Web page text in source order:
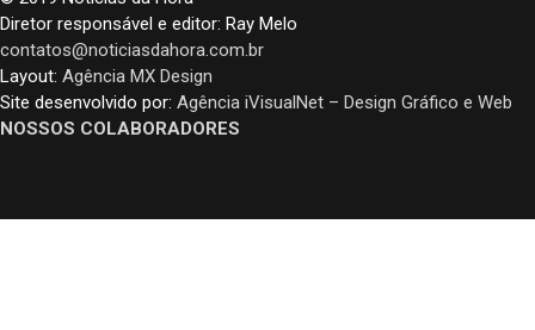
Diretor responsável e editor: Ray Melo
contatos@noticiasdahora.com.br
Layout: Agência MX Design
Site desenvolvido por: Agência iVisualNet – Design Gráfico e Web
NOSSOS COLABORADORES